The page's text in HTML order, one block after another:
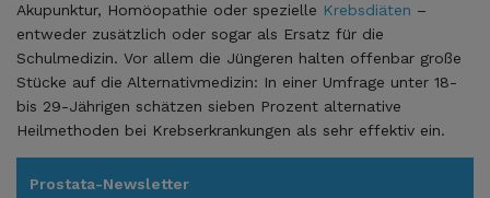
Akupunktur, Homöopathie oder spezielle Krebsdiäten –
entweder zusätzlich oder sogar als Ersatz für die
Schulmedizin. Vor allem die Jüngeren halten offenbar große
Stücke auf die Alternativmedizin: In einer Umfrage unter 18-
bis 29-Jährigen schätzen sieben Prozent alternative
Heilmethoden bei Krebserkrankungen als sehr effektiv ein.
Prostata-Newsletter